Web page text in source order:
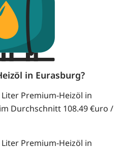
in Eurasburg?
Premium-Heizöl in
Durchschnitt 108.49 €uro /
Premium-Heizöl in